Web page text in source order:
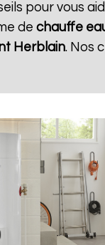
pour vous
de chauffe
Herblain. Nos